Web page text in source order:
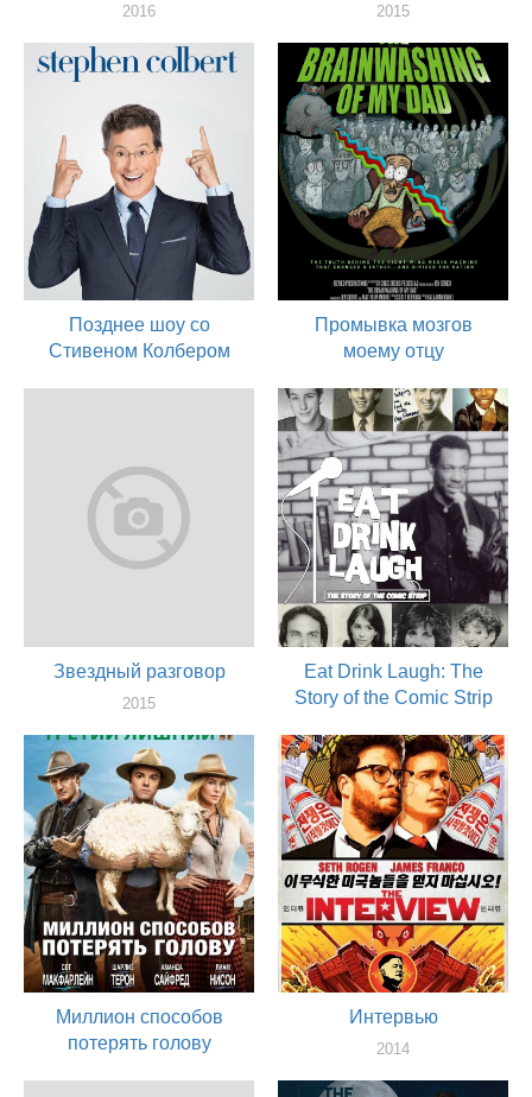
2016
2015
Позднее шоу со
Стивеном Колбером
Промывка мозгов
моему отцу
актер
Звездный разговор
2015
Eat Drink Laugh: The
Story of the Comic Strip
актер
Миллион способов
потерять голову
Интервью
2014